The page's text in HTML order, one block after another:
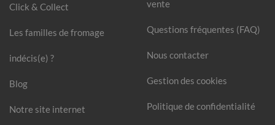
Click & Collect
Les familles de fromage
indécis(e) ?
Blog
Notre site internet
vente
Questions fréquentes (FAQ)
Nous contacter
Gestion des cookies
Politique de confidentialité